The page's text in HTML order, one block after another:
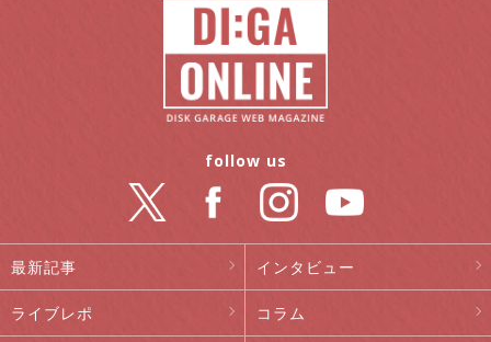
最新記事 インタビュー
ライブレポ コラム
follow us